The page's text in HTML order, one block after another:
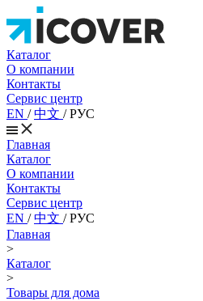
Каталог
О компании
Контакты
Сервис центр
EN /中文 /РУС
Главная
Каталог
О компании
Контакты
Сервис центр
EN /中文 /РУС
Главная
>
Каталог
>
Товары для дома